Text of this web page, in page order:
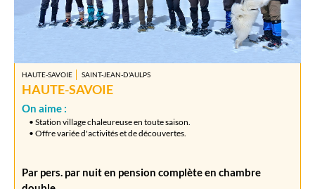
HAUTE-SAVOIE SAINT-JEAN-D'AULPS
HAUTE-SAVOIE
On aime :
• Station village chaleureuse en toute saison.
• Offre variée d'activités et de découvertes.
Par pers. par nuit en pension complète en chambre